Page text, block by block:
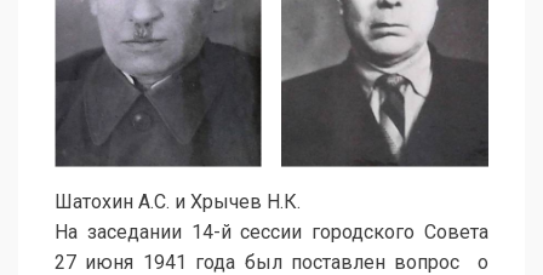
Шатохин А.С. и Хрычев Н.К.
На заседании 14-й сессии городского Совета
27 июня 1941 года был поставлен вопрос о